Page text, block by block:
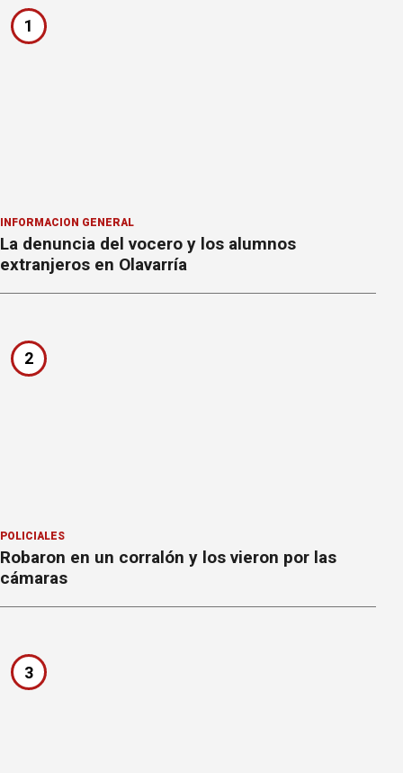
1
INFORMACION GENERAL
La denuncia del vocero y los alumnos
extranjeros en Olavarría
2
POLICIALES
Robaron en un corralón y los vieron por las
cámaras
3